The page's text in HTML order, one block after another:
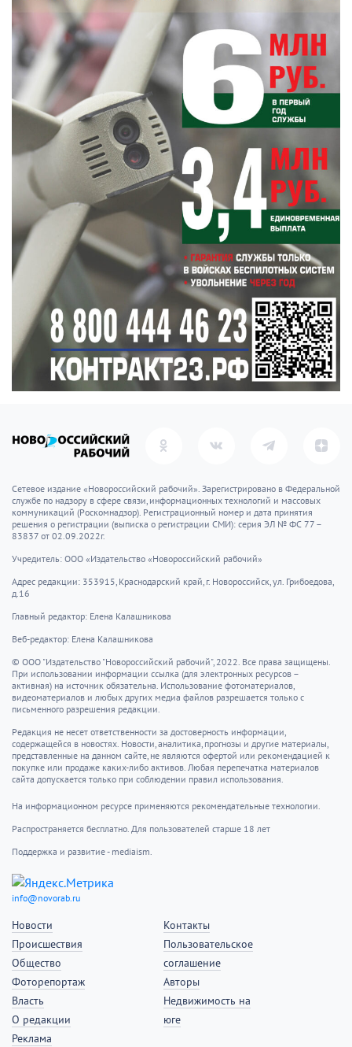
Сетевое издание «Новороссийский рабочий». Зарегистрировано в Федеральной
службе по надзору в сфере связи, информационных технологий и массовых
коммуникаций (Роскомнадзор). Регистрационный номер и дата принятия
решения о регистрации (выписка о регистрации СМИ): серия ЭЛ № ФС 77 –
83837 от 02.09.2022г.
Учредитель: ООО «Издательство «Новороссийский рабочий»
Адрес редакции: 353915, Краснодарский край, г. Новороссийск, ул. Грибоедова,
д.16
Главный редактор: Елена Калашникова
Веб-редактор: Елена Калашникова
© ООО "Издательство "Новороссийский рабочий", 2022. Все права защищены.
При использовании информации ссылка (для электронных ресурсов –
активная) на источник обязательна. Использование фотоматериалов,
видеоматериалов и любых других медиа файлов разрешается только с
письменного разрешения редакции.
Редакция не несет ответственности за достоверность информации,
содержащейся в новостях. Новости, аналитика, прогнозы и другие материалы,
представленные на данном сайте, не являются офертой или рекомендацией к
покупке или продаже каких-либо активов. Любая перепечатка материалов
сайта допускается только при соблюдении правил использования.
На информационном ресурсе применяются рекомендательные технологии.
Распространяется бесплатно. Для пользователей старше 18 лет
Поддержка и развитие - mediaism.
info@novorab.ru
Новости
Происшествия
Общество
Фоторепортаж
Власть
О редакции
Реклама
Контакты
Пользовательское
соглашение
Авторы
Недвижимость на
юге